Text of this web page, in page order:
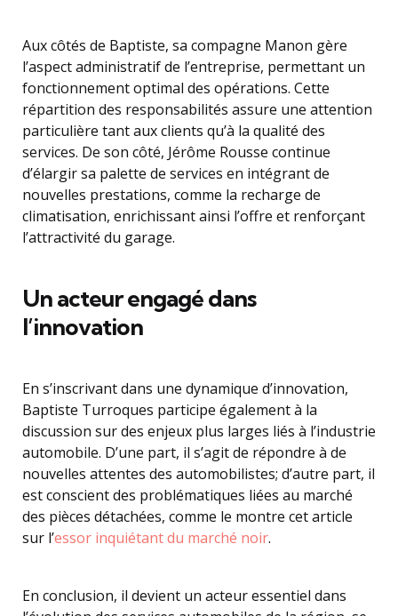
Aux côtés de Baptiste, sa compagne Manon gère
l’aspect administratif de l’entreprise, permettant un
fonctionnement optimal des opérations. Cette
répartition des responsabilités assure une attention
particulière tant aux clients qu’à la qualité des
services. De son côté, Jérôme Rousse continue
d’élargir sa palette de services en intégrant de
nouvelles prestations, comme la recharge de
climatisation, enrichissant ainsi l’offre et renforçant
l’attractivité du garage.
Un acteur engagé dans
l’innovation
En s’inscrivant dans une dynamique d’innovation,
Baptiste Turroques participe également à la
discussion sur des enjeux plus larges liés à l’industrie
automobile. D’une part, il s’agit de répondre à de
nouvelles attentes des automobilistes; d’autre part, il
est conscient des problématiques liées au marché
des pièces détachées, comme le montre cet article
sur l’essor inquiétant du marché noir.
En conclusion, il devient un acteur essentiel dans